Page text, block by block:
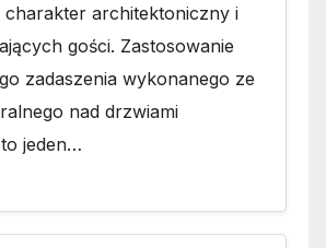
charakter architektoniczny i
gości. Zastosowanie
zadaszenia wykonanego ze
nad drzwiami
jeden…